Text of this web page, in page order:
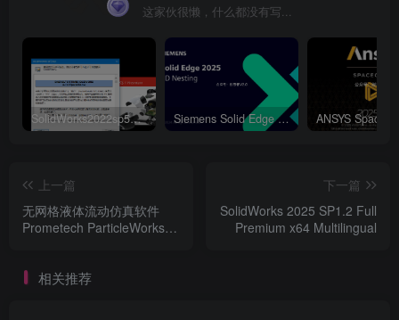
这家伙很懒，什么都没有写...
SolidWorks2022sp5元旦特供绿色精简版 Siemens Solid Edge 2D Nesting 2025 Win64
上一篇
无网格液体流动仿真软件
Prometech ParticleWorks
下一篇
SolidWorks 2025 SP1.2 Full
Premium x64 Multilingual
相关推荐